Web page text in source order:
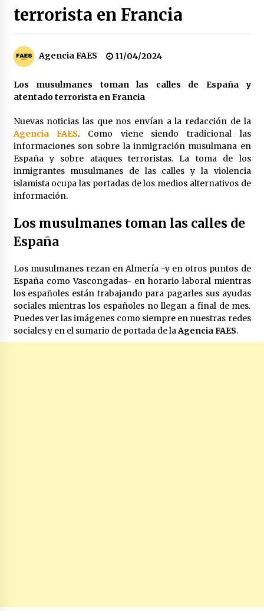
Los socios de Gobierno contra la Ley de
vivienda de Pedro Sánchez
09/01/2026
Las charos se manifiestan en Ferraz para
apoyar a Pedro Sánchez
28/04/2024
Irene Montero habla de su sexualidad con
Abascal y Zapatero defiende la inmigración
terrorista en Francia
Agencia FAES 11/04/2024
Los musulmanes toman las calles de España y
atentado terrorista en Francia
Nuevas noticias las que nos envían a la redacción de la
Agencia FAES. Como viene siendo tradicional las
informaciones son sobre la inmigración musulmana en
España y sobre ataques terroristas. La toma de los
inmigrantes musulmanes de las calles y la violencia
islamista ocupa las portadas de los medios alternativos de
información.
Los musulmanes toman las calles de
España
Los musulmanes rezan en Almería -y en otros puntos de
España como Vascongadas- en horario laboral mientras
los españoles están trabajando para pagarles sus ayudas
sociales mientras los españoles no llegan a final de mes.
Puedes ver las imágenes como siempre en nuestras redes
sociales y en el sumario de portada de laAgencia FAES.